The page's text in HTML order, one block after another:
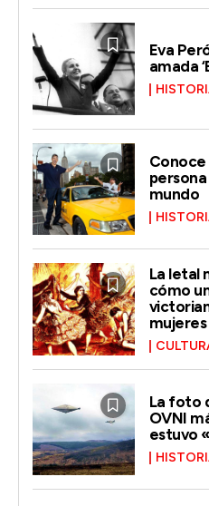
Eva
amada
Conoce
mundo
La letal
cómo
mujeres
La foto
OVNI
estuvo